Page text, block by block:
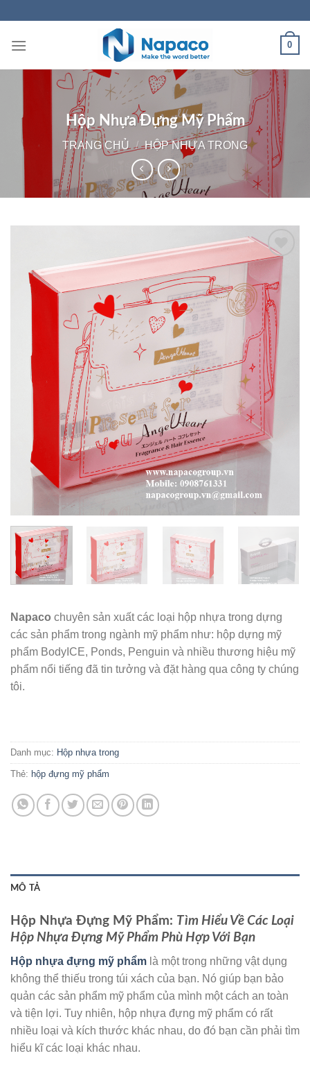
content
0
Hộp Nhựa Đựng Mỹ Phẩm
TRANG CHỦ / HỘP NHỰA TRONG
Add to
wishlist
Napaco chuyên sản xuất các loại hộp nhựa trong dựng
các sản phẩm trong ngành mỹ phẩm như: hộp dựng mỹ
phẩm BodyICE, Ponds, Penguin và nhiều thương hiệu mỹ
phẩm nổi tiếng đã tin tưởng và đặt hàng qua công ty chúng
tôi.
Danh mục: Hộp nhựa trong
Thẻ: hộp đựng mỹ phẩm
MÔ TẢ
Hộp Nhựa Đựng Mỹ Phẩm: Tìm Hiểu Về Các Loại
Hộp Nhựa Đựng Mỹ Phẩm Phù Hợp Với Bạn
Hộp nhựa đựng mỹ phẩm là một trong những vật dụng
không thể thiếu trong túi xách của bạn. Nó giúp bạn bảo
quản các sản phẩm mỹ phẩm của mình một cách an toàn
và tiện lợi. Tuy nhiên, hộp nhựa đựng mỹ phẩm có rất
nhiều loại và kích thước khác nhau, do đó bạn cần phải tìm
hiểu kĩ các loại khác nhau.